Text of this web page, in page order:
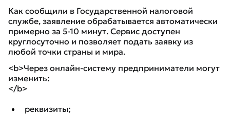
Как сообщили в Государственной налоговой
службе, заявление обрабатывается автоматически
примерно за 5-10 минут. Сервис доступен
круглосуточно и позволяет подать заявку из
любой точки страны и мира.
<b>Через онлайн-систему предприниматели могут
изменить:
</b>
реквизиты;